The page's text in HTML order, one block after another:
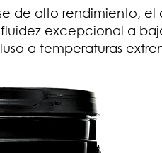
de alto rendimiento, el
fluidez excepcional a
a temperaturas